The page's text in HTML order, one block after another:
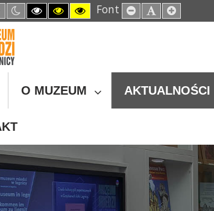
Default
mode
Night
mode
High
Contrast
High
Contrast
High
Contrast
Font Set
Smaller
Set
Default
Set
Larger
O MUZEUM AKTUALNOŚCI